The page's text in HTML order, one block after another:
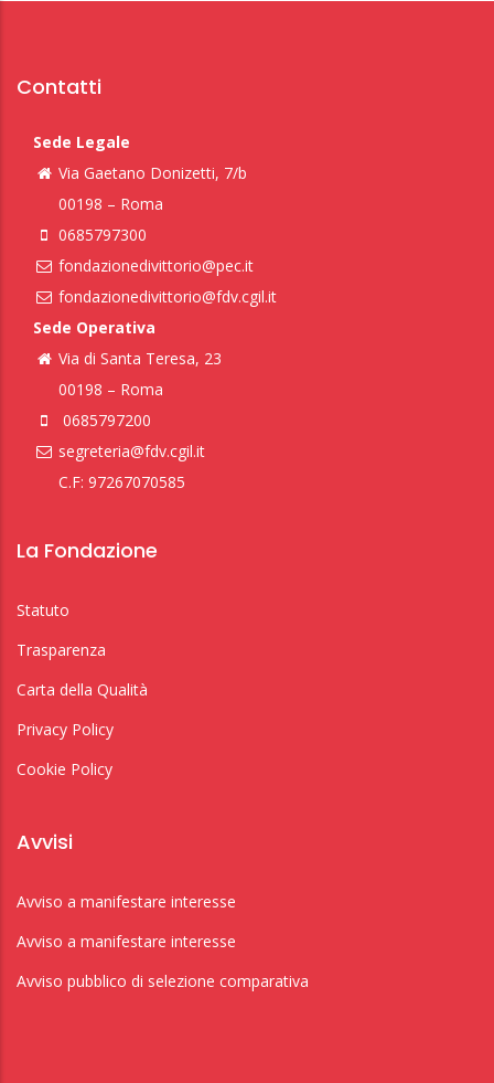
Contatti
Sede Legale
Via Gaetano Donizetti, 7/b
00198 – Roma
0685797300
fondazionedivittorio@pec.it
fondazionedivittorio@fdv.cgil.it
Sede Operativa
Via di Santa Teresa, 23
00198 – Roma
0685797200
segreteria@fdv.cgil.it
C.F: 97267070585
La Fondazione
Statuto
Trasparenza
Carta della Qualità
Privacy Policy
Cookie Policy
Avvisi
Avviso a manifestare interesse
Avviso a manifestare interesse
Avviso pubblico di selezione comparativa